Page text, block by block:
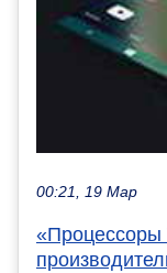
00:21, 19 Мар
«Процессоры